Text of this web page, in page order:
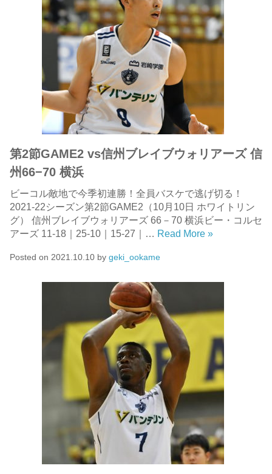
第2節GAME2 vs信州ブレイブウォリアーズ 信
州66−70 横浜
ビーコル敵地で今季初連勝！全員バスケで逃げ切る！
2021-22シーズン第2節GAME2（10月10日 ホワイトリン
グ） 信州ブレイブウォリアーズ 66－70 横浜ビー・コルセ
アーズ 11-18｜25-10｜15-27｜… Read More »
Posted on 2021.10.10by geki_ookame